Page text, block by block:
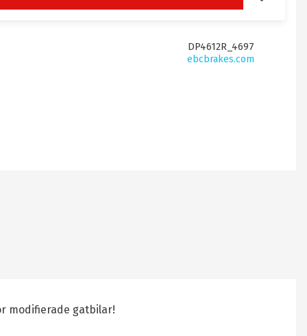
DP4612R_4697
ebcbrakes.com
modifierade gatbilar!